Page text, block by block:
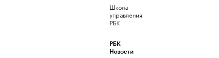
Школа
управления
РБК
РБК
Новости